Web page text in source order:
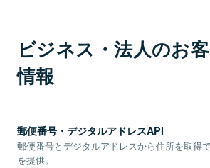
ビジネス・法人のお
情報
郵便番号・デジタルアドレスAPI
郵便番号とデジタルアドレスから住所を取得
を提供。